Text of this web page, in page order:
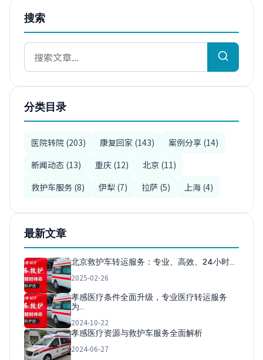
搜索
分类目录
医院转院 (203) 康复回家 (143)
案例分享 (14)
新闻动态 (13)
重庆 (12)
北京 (11)
救护车服务 (8)
伊犁 (7) 拉萨 (5) 上海 (4)
最新文章
北京救护车转运服务：专业、高效、24小时…
2025-02-26
孝感医疗条件全面升级，专业医疗转运服务
为…
2024-10-22
孝感医疗资源与救护车服务全面解析
2024-06-27